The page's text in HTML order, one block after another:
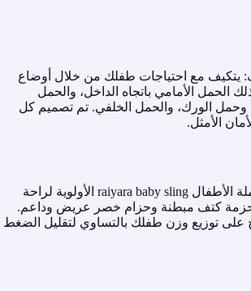
يتكيف مع احتياجات طفلك من خلال أوضاع
الحمل الأمامي باتجاه الداخل، والحمل
وحمل الورك، والحمل الخلفي. تم تصميم كل
الأمثل.
مريح وآمن: تعطي حاملة الأطفال raiyara baby sling الأولوية لراحة
أحزمة كتف مبطنة وحزام خصر عريض وداعم.
على توزيع وزن طفلك بالتساوي لتقليل الضغط